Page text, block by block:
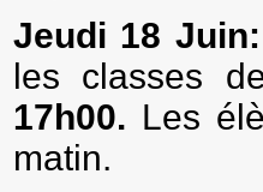
Jeudi 18 Juin:
les classes
17h00. Les
matin.